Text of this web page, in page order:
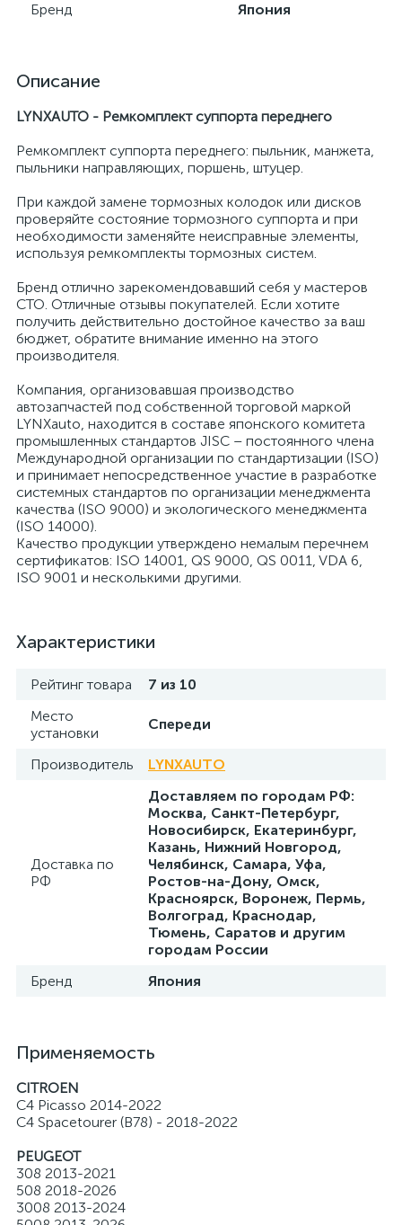
Бренд
Япония
Описание
LYNXAUTO - Ремкомплект суппорта переднего
Ремкомплект суппорта переднего: пыльник, манжета,
пыльники направляющих, поршень, штуцер.
При каждой замене тормозных колодок или дисков
проверяйте состояние тормозного суппорта и при
необходимости заменяйте неисправные элементы,
используя ремкомплекты тормозных систем.
Бренд отлично зарекомендовавший себя у мастеров
СТО. Отличные отзывы покупателей. Если хотите
получить действительно достойное качество за ваш
бюджет, обратите внимание именно на этого
производителя.
Компания, организовавшая производство
автозапчастей под собственной торговой маркой
LYNXauto, находится в составе японского комитета
промышленных стандартов JISC – постоянного члена
Международной организации по стандартизации (ISO)
и принимает непосредственное участие в разработке
системных стандартов по организации менеджмента
качества (ISO 9000) и экологического менеджмента
(ISO 14000).
Качество продукции утверждено немалым перечнем
сертификатов: ISO 14001, QS 9000, QS 0011, VDA 6,
ISO 9001 и несколькими другими.
Характеристики
Рейтинг товара
7 из 10
Место
установки
Спереди
Производитель LYNXAUTO
Доставка по
РФ
Доставляем по городам РФ:
Москва, Санкт-Петербург,
Новосибирск, Екатеринбург,
Казань, Нижний Новгород,
Челябинск, Самара, Уфа,
Ростов-на-Дону, Омск,
Красноярск, Воронеж, Пермь,
Волгоград, Краснодар,
Тюмень, Саратов и другим
городам России
Бренд
Япония
Применяемость
CITROEN
C4 Picasso 2014-2022
C4 Spacetourer (B78) - 2018-2022
PEUGEOT
308 2013-2021
508 2018-2026
3008 2013-2024